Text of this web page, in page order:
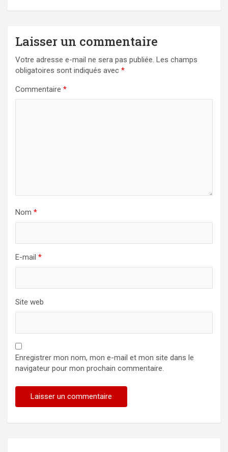
Laisser un commentaire
Votre adresse e-mail ne sera pas publiée. Les champs
obligatoires sont indiqués avec *
Commentaire *
Nom *
E-mail *
Site web
Enregistrer mon nom, mon e-mail et mon site dans le
navigateur pour mon prochain commentaire.